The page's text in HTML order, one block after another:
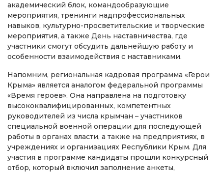
академический блок, командообразующие
мероприятия, тренинги надпрофессиональных
навыков, культурно-просветительские и творческие
мероприятия, а также День наставничества, где
участники смогут обсудить дальнейшую работу и
особенности взаимодействия с наставниками.
Напомним, региональная кадровая программа «Герои
Крыма» является аналогом федеральной программы
«Время героев». Она направлена на подготовку
высококвалифицированных, компетентных
руководителей из числа крымчан – участников
специальной военной операции для последующей
работы в органах власти, а также на предприятиях, в
учреждениях и организациях Республики Крым. Для
участия в программе кандидаты прошли конкурсный
отбор, который включил заполнение анкеты,